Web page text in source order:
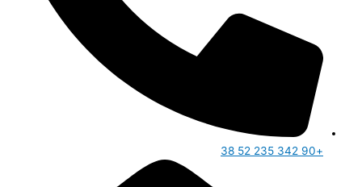
+90 342 235 52 38